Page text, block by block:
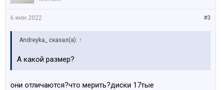
#3
6 июн 2022
Andreyka_ сказал(а): ↑
А какой размер?
они отличаются?что мерить?диски 17тые